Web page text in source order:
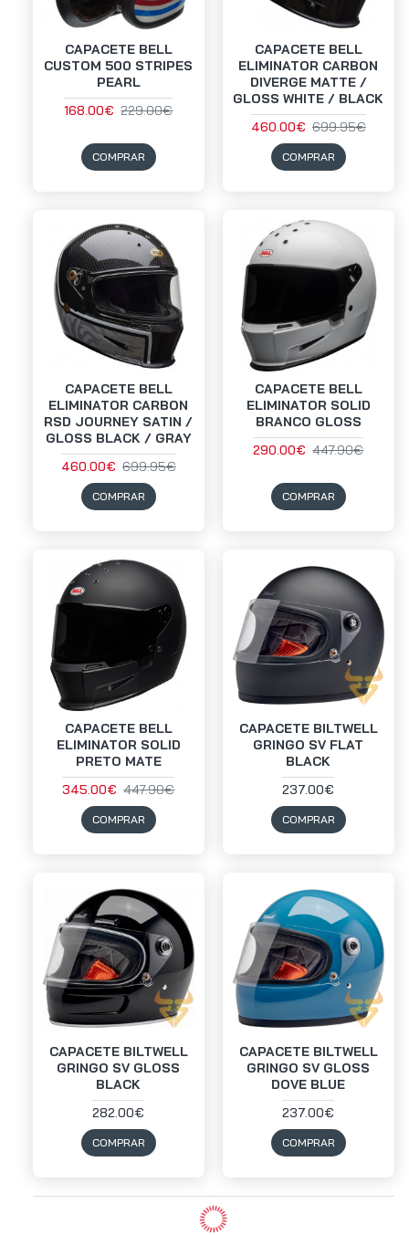
CAPACETE BELL
CUSTOM 500 STRIPES
PEARL
168.00€ 229.00€
COMPRAR
CAPACETE BELL
ELIMINATOR CARBON
DIVERGE MATTE /
GLOSS WHITE / BLACK
460.00€ 699.95€
COMPRAR
CAPACETE BELL
ELIMINATOR CARBON
RSD JOURNEY SATIN /
GLOSS BLACK / GRAY
460.00€ 699.95€
COMPRAR
CAPACETE BELL
ELIMINATOR SOLID
BRANCO GLOSS
290.00€ 447.90€
COMPRAR
CAPACETE BELL
ELIMINATOR SOLID
PRETO MATE
345.00€ 447.90€
COMPRAR
CAPACETE BILTWELL
GRINGO SV FLAT
BLACK
237.00€
COMPRAR
CAPACETE BILTWELL
GRINGO SV GLOSS
BLACK
282.00€
COMPRAR
CAPACETE BILTWELL
GRINGO SV GLOSS
DOVE BLUE
237.00€
COMPRAR